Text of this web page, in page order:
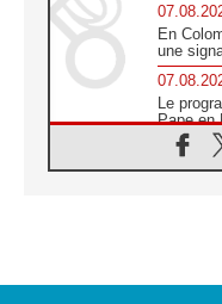
En
une
Le
Pape en
1ère